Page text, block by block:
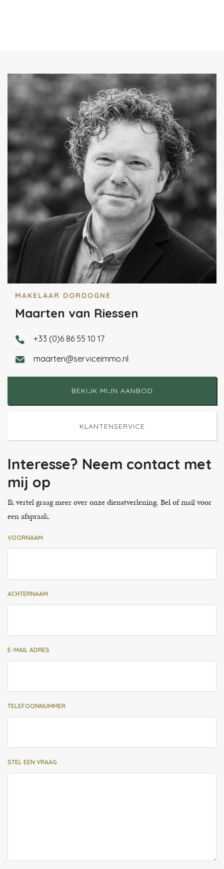
MAKELAAR DORDOGNE
Maarten van Riessen
+33 (0)6 86 55 10 17
maarten@serviceimmo.nl
BEKIJK MIJN AANBOD
KLANTENSERVICE
Interesse? Neem contact met
mij op
Ik vertel graag meer over onze dienstverlening. Bel of mail voor
een afspraak.
VOORNAAM
ACHTERNAAM
E-MAIL ADRES
TELEFOONNUMMER
STEL EEN VRAAG